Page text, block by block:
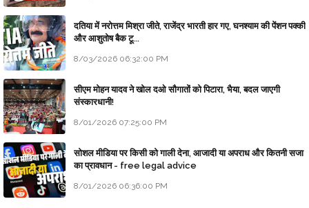
दतिया में नरोत्तम मिश्रा जीते, राजेंद्र भारती हार गए, घनश्याम की पेंशन पक्की
और आशुतोष बैक टू...
8/03/2026 06:32:00 PM
सीएम मोहन यादव ने खोल दओ सौगातों को पिटारा, भैया, बदल जाएगी
संस्कारधानी!
8/01/2026 07:25:00 PM
सोशल मीडिया पर किसी को गाली देना, आजादी या अपराध और कितनी सजा
का प्रावधान - free legal advice
8/01/2026 06:36:00 PM